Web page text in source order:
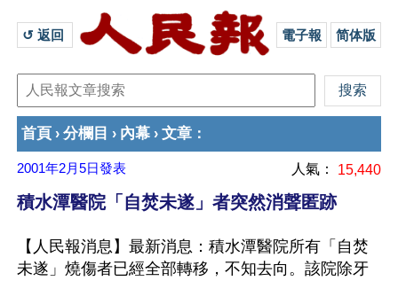
↺ 返回 電子報 简体版
首頁 › 分欄目 › 內幕 › 文章 ：
2001年2月5日發表 人氣： 15,440
積水潭醫院「自焚未遂」者突然消聲匿跡
【人民報消息】最新消息：積水潭醫院所有「自焚
未遂」燒傷者已經全部轉移，不知去向。該院除牙